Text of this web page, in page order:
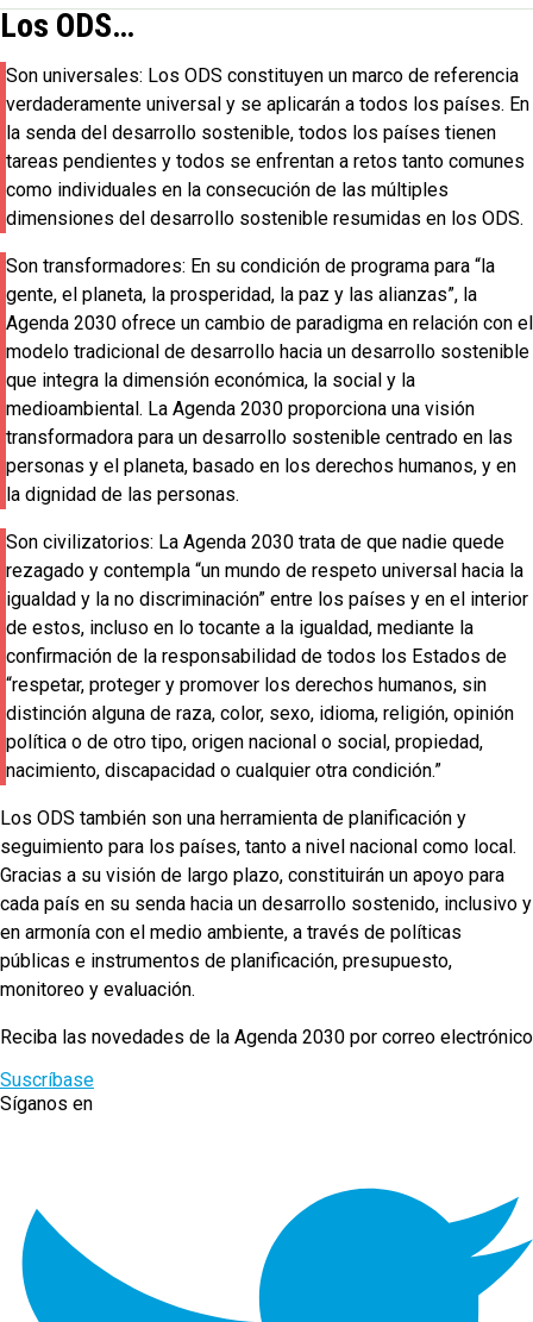
Los ODS…
Son universales: Los ODS constituyen un marco de referencia
verdaderamente universal y se aplicarán a todos los países. En
la senda del desarrollo sostenible, todos los países tienen
tareas pendientes y todos se enfrentan a retos tanto comunes
como individuales en la consecución de las múltiples
dimensiones del desarrollo sostenible resumidas en los ODS.
Son transformadores: En su condición de programa para “la
gente, el planeta, la prosperidad, la paz y las alianzas”, la
Agenda 2030 ofrece un cambio de paradigma en relación con el
modelo tradicional de desarrollo hacia un desarrollo sostenible
que integra la dimensión económica, la social y la
medioambiental. La Agenda 2030 proporciona una visión
transformadora para un desarrollo sostenible centrado en las
personas y el planeta, basado en los derechos humanos, y en
la dignidad de las personas.
Son civilizatorios: La Agenda 2030 trata de que nadie quede
rezagado y contempla “un mundo de respeto universal hacia la
igualdad y la no discriminación” entre los países y en el interior
de estos, incluso en lo tocante a la igualdad, mediante la
confirmación de la responsabilidad de todos los Estados de
“respetar, proteger y promover los derechos humanos, sin
distinción alguna de raza, color, sexo, idioma, religión, opinión
política o de otro tipo, origen nacional o social, propiedad,
nacimiento, discapacidad o cualquier otra condición.”
Los ODS también son una herramienta de planificación y
seguimiento para los países, tanto a nivel nacional como local.
Gracias a su visión de largo plazo, constituirán un apoyo para
cada país en su senda hacia un desarrollo sostenido, inclusivo y
en armonía con el medio ambiente, a través de políticas
públicas e instrumentos de planificación, presupuesto,
monitoreo y evaluación.
Reciba las novedades de la Agenda 2030 por correo electrónico
Suscríbase
Síganos en